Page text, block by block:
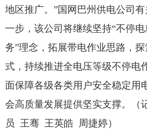
地区推广。 ”国网巴州供电公司有
一步， 该公司将继续坚持“不停
务”理念， 拓展带电作业思路， 探
式， 持续推进全电压等级不停电
面保障各级各类用户安全稳定用
会高质量发展提供坚实支撑。
员 王骞 王英皓 周捷婷）